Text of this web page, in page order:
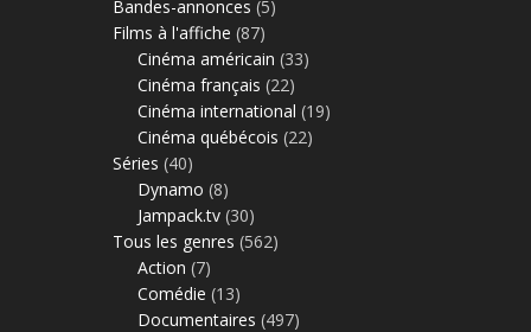
Bandes-annonces (5)
Films à l'affiche (87)
Cinéma américain (33)
Cinéma français (22)
Cinéma international (19)
Cinéma québécois (22)
Séries (40)
Dynamo (8)
Jampack.tv (30)
Tous les genres (562)
Action (7)
Comédie (13)
Documentaires (497)